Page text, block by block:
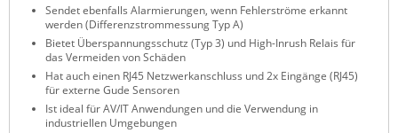
Sendet ebenfalls Alarmierungen, wenn Fehlerströme erkannt
werden (Differenzstrommessung Typ A)
Bietet Überspannungsschutz (Typ 3) und High-Inrush Relais für
das Vermeiden von Schäden
Hat auch einen RJ45 Netzwerkanschluss und 2x Eingänge (RJ45)
für externe Gude Sensoren
Ist ideal für AV/IT Anwendungen und die Verwendung in
industriellen Umgebungen